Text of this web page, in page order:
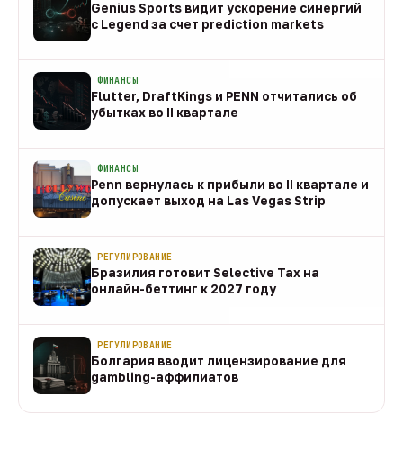
Genius Sports видит ускорение синергий
с Legend за счет prediction markets
ФИНАНСЫ
Flutter, DraftKings и PENN отчитались об
убытках во II квартале
ФИНАНСЫ
Penn вернулась к прибыли во II квартале и
допускает выход на Las Vegas Strip
РЕГУЛИРОВАНИЕ
Бразилия готовит Selective Tax на
онлайн-беттинг к 2027 году
РЕГУЛИРОВАНИЕ
Болгария вводит лицензирование для
gambling-аффилиатов